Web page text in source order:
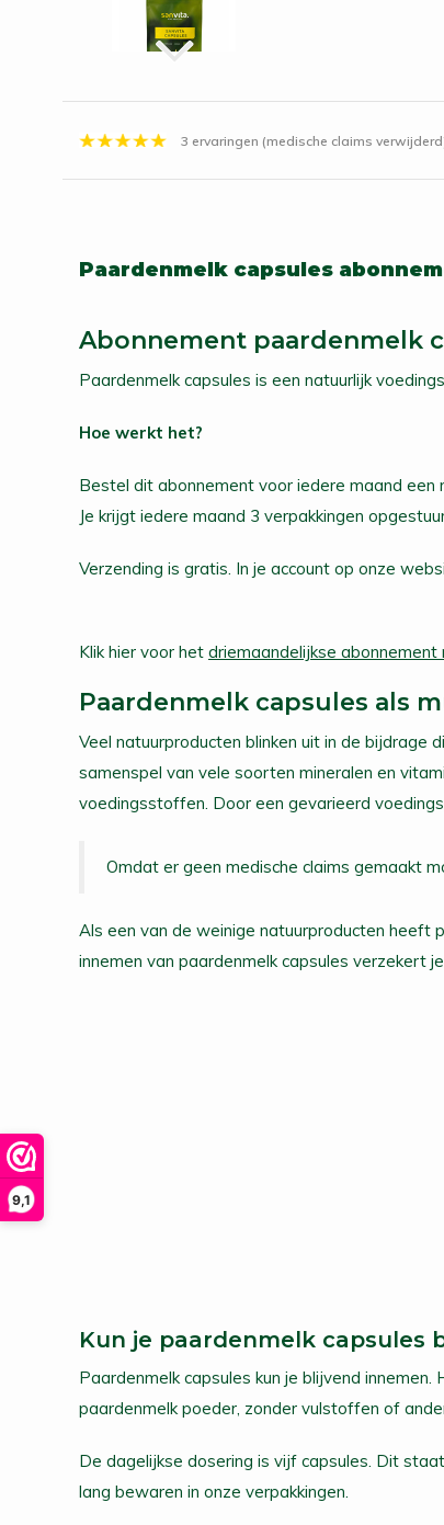
9,1
3 ervaringen (medische claims
Paardenmelk capsules
Abonnement paardenmelk
Paardenmelk capsules is een natuurlijk
Hoe werkt het?
Bestel dit abonnement voor iedere maand
Je krijgt iedere maand 3 verpakkingen
Verzending is gratis. In je account op onze
Klik hier voor het driemaandelijkse
Paardenmelk capsules als
Veel natuurproducten blinken uit in de bijdrage
samenspel van vele soorten mineralen en
voedingsstoffen. Door een gevarieerd
Omdat er geen medische claims gemaakt
Als een van de weinige natuurproducten heeft
innemen van paardenmelk capsules verzekert
Kun je paardenmelk capsules
Paardenmelk capsules kun je blijvend
paardenmelk poeder, zonder vulstoffen of
De dagelijkse dosering is vijf capsules. Dit
lang bewaren in onze verpakkingen.